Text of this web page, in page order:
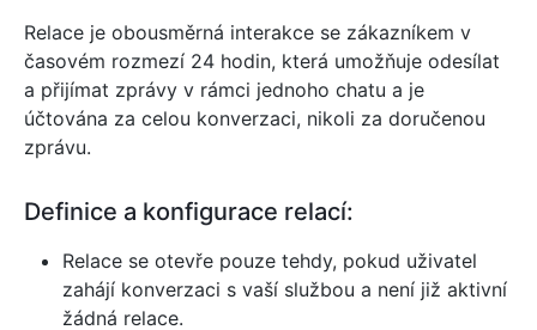
Relace je obousměrná interakce se zákazníkem v
časovém rozmezí 24 hodin, která umožňuje odesílat
a přijímat zprávy v rámci jednoho chatu a je
účtována za celou konverzaci, nikoli za doručenou
zprávu.
Definice a konfigurace relací:
Relace se otevře pouze tehdy, pokud uživatel
zahájí konverzaci s vaší službou a není již aktivní
žádná relace.